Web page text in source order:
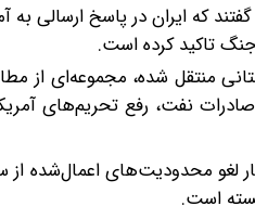
گفتند که ایران در پاسخ ارسالی
تاکید کرده است.
منتقل شده، مجموعه‌ای از
نفت، رفع تحریم‌های
لغو محدودیت‌های اعمال‌شده
است.